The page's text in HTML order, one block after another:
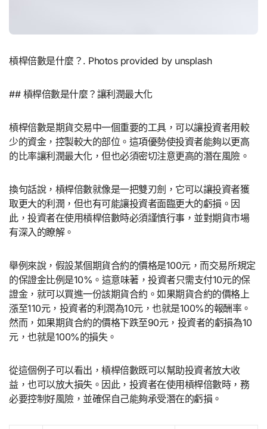
槓桿倍數是什麼？. Photos provided by unsplash
## 槓桿倍數是什麼？讓利潤最大化
槓桿倍數是期貨交易中一個重要的工具，可以讓投資者用較
少的資金，控製較大的部位。這項優勢使投資者能夠以更高
的比率讓利潤最大化，但也必須密切注意更高的潛在風險。
換句話說，槓桿倍數就像是一把雙刃劍，它可以讓投資者獲
取更大的利潤，但也有可能讓投資者面臨更大的虧損。因
此，投資者在使用槓桿倍數時必須謹慎行事，並對期貨市場
有深入的瞭解。
舉例來說，假設某個期貨合約的價格是100元，而交易所規定
的保證金比例是10%。這意味著，投資者只需支付10元的保
證金，就可以買進一份該期貨合約。如果期貨合約的價格上
漲至110元，投資者的利潤為10元，也就是100%的報酬率。
然而，如果期貨合約的價格下跌至90元，投資者的虧損為10
元，也就是100%的損失。
從這個例子可以看出，槓桿倍數既可以幫助投資者放大收
益，也可以放大損失。因此，投資者在使用槓桿倍數時，務
必要控制好風險，並確保自己能夠承受潛在的虧損。